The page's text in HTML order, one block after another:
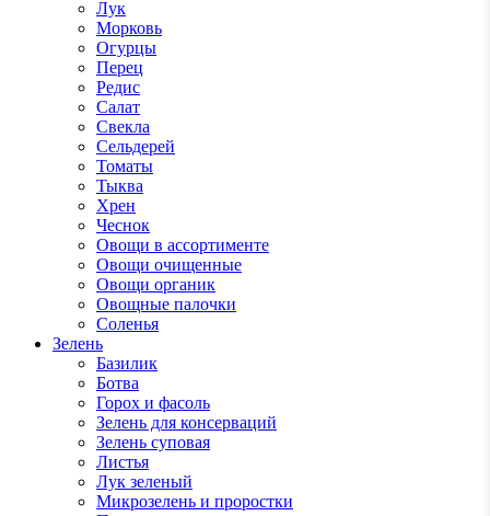
Лук
Морковь
Огурцы
Перец
Редис
Салат
Свекла
Сельдерей
Томаты
Тыква
Хрен
Чеснок
Овощи в ассортименте
Овощи очищенные
Овощи органик
Овощные палочки
Соленья
Зелень
Базилик
Ботва
Горох и фасоль
Зелень для консерваций
Зелень суповая
Листья
Лук зеленый
Микрозелень и проростки